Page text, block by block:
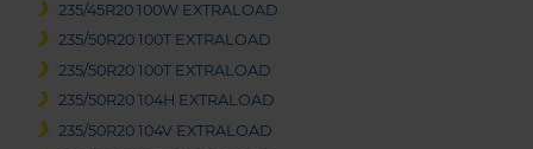
235/45R20 100W EXTRALOAD
235/50R20 100T EXTRALOAD
235/50R20 100T EXTRALOAD
235/50R20 104H EXTRALOAD
235/50R20 104V EXTRALOAD